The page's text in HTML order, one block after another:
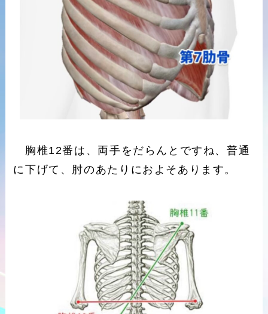
胸椎12番は、両手をだらんとですね、普通
に下げて、肘のあたりにおよそあります。